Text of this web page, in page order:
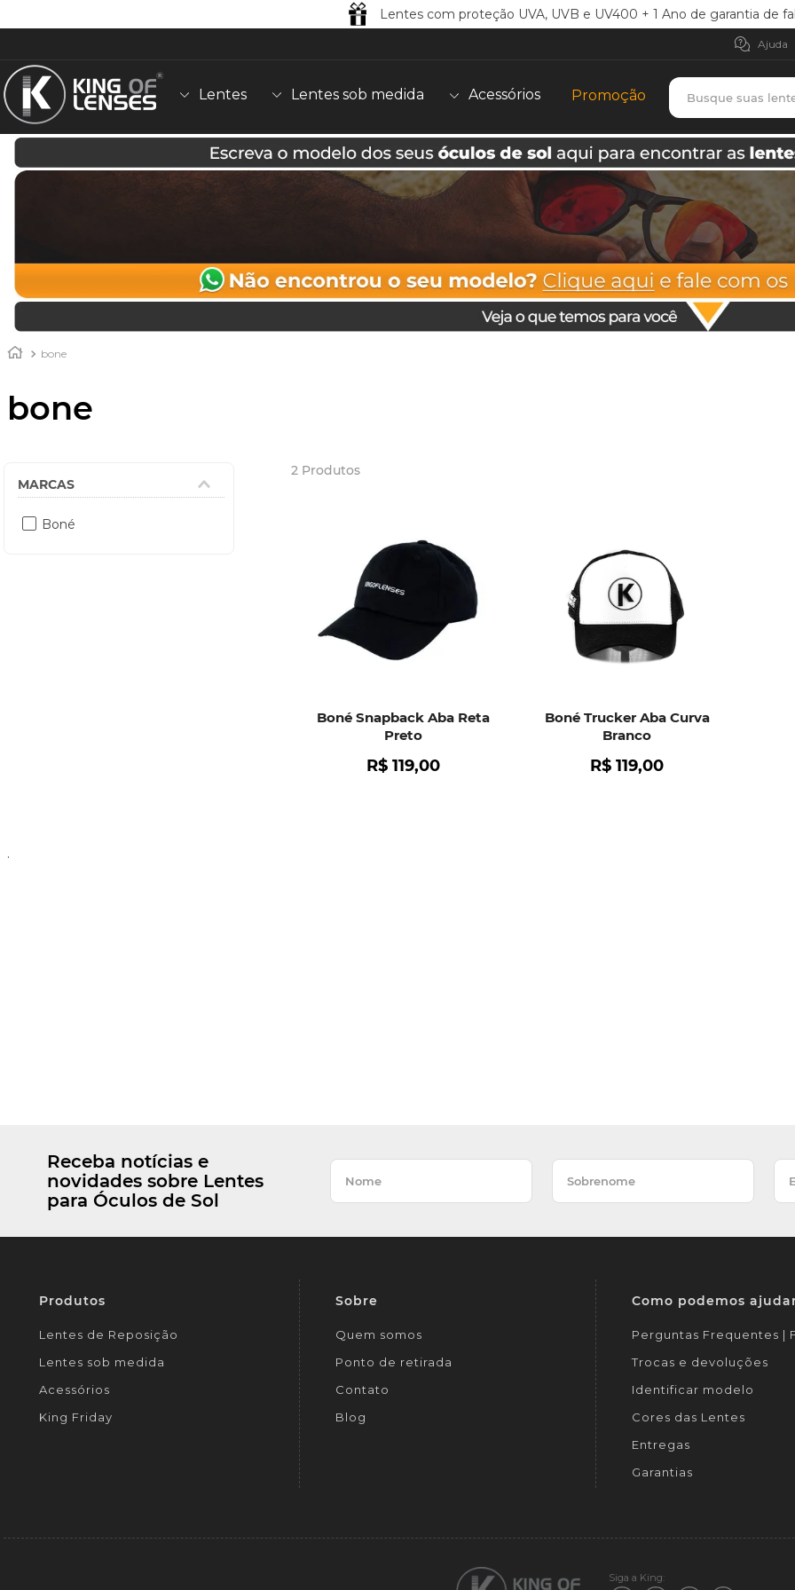
Lentes com proteção UVA, UVB e UV400 + 1 Ano de garantia de
Ajuda
Lentes Lentes sob medida Acessórios Promoção
Busque suas
bone
bone
Boné
2 Produtos
Boné Snapback Aba Reta
Preto
R$ 119,00
Boné Trucker Aba Curva
Branco
R$ 119,00
.
Receba notícias e
novidades sobre Lentes
para Óculos de Sol
Produtos
Lentes de Reposição
Lentes sob medida
Acessórios
King Friday
Sobre
Quem somos
Ponto de retirada
Contato
Blog
Como podemos
Perguntas Frequentes |
Trocas e devoluções
Identificar modelo
Cores das Lentes
Entregas
Garantias
Siga a King:
TERMOS MAIS BUSCADOS
1 borrachas
holbrook
juliet
4 º bag
5º chaves
6º t-shock